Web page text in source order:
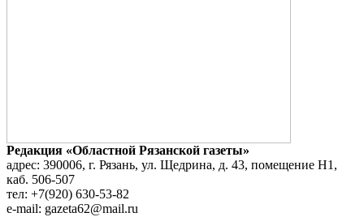
Редакция «Областной Рязанской газеты»
адрес: 390006, г. Рязань, ул. Щедрина, д. 43, помещение Н1,
каб. 506-507
тел: +7(920) 630-53-82
e-mail: gazeta62@mail.ru